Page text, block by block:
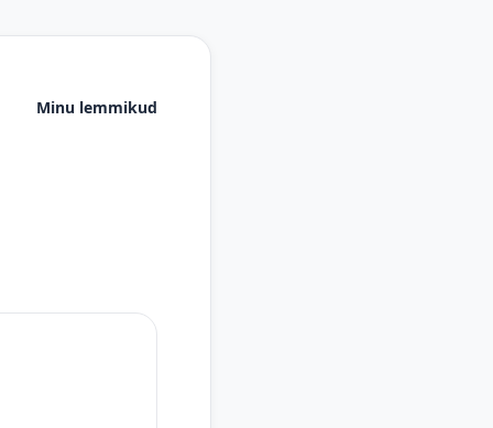
Minu lemmikud